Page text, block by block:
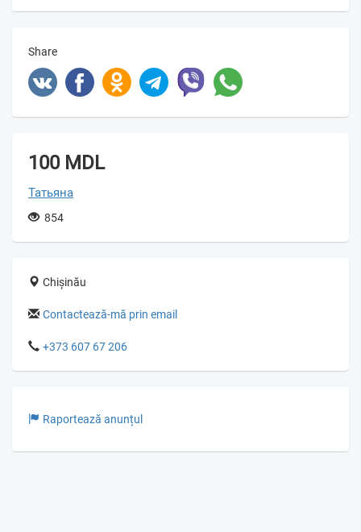
Share
100 MDL
Татьяна
854
Chișinău
Contactează-mă prin email
+373 607 67 206
Raportează anunțul